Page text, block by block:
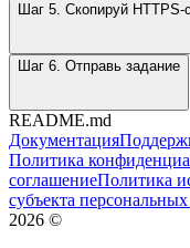
Шаг 5. Скопируй HTTPS-
Шаг 6. Отправь задание
README.md
Документация
Политика
соглашениеПолитика
субъекта
2026 ©